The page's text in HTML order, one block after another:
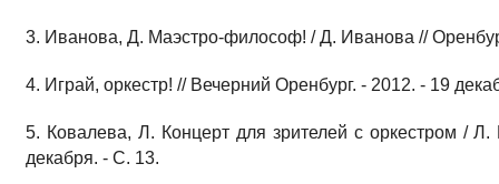
3. Иванова, Д. Маэстро-философ! / Д. Иванова //
4. Играй, оркестр! // Вечерний Оренбург. - 2012. - 19
5. Ковалева, Л. Концерт для зрителей с оркестром /
декабря. - С. 13.